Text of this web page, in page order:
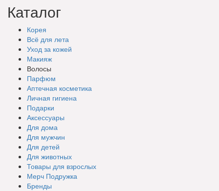
Каталог
Корея
Всё для лета
Уход за кожей
Макияж
Волосы
Парфюм
Аптечная косметика
Личная гигиена
Подарки
Аксессуары
Для дома
Для мужчин
Для детей
Для животных
Товары для взрослых
Мерч Подружка
Бренды